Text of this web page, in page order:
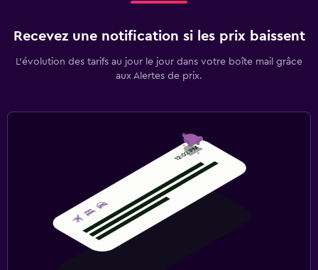
Recevez une notification si les prix baissent
L’évolution des tarifs au jour le jour dans votre boîte mail grâce
aux Alertes de prix.